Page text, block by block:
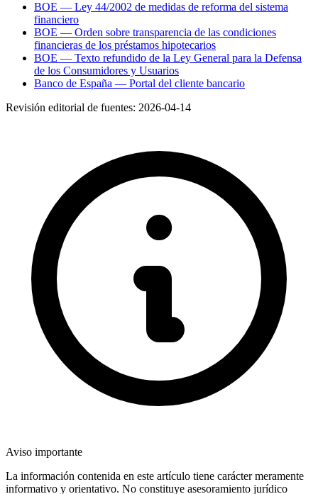
BOE — Ley 44/2002 de medidas de reforma del sistema
financiero
BOE — Orden sobre transparencia de las condiciones
financieras de los préstamos hipotecarios
BOE — Texto refundido de la Ley General para la Defensa
de los Consumidores y Usuarios
Banco de España — Portal del cliente bancario
Revisión editorial de fuentes: 2026-04-14
Aviso importante
La información contenida en este artículo tiene carácter meramente
informativo y orientativo. No constituye asesoramiento jurídico